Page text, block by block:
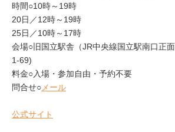
時間○10時～19時
20日／12時～19時
25日／10時～17時
会場○旧国立駅舎（JR中央線国立駅南口正
1-69)
料金○入場・参加自由・予約不要
問合せ○ メール
公式サイト